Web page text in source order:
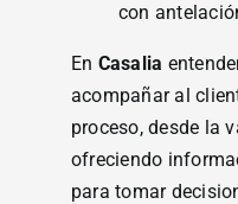
con
En Casalia
acompañar al
proceso, desde la
ofreciendo
para tomar